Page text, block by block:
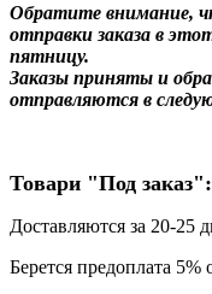
Обратите внимание,
отправки заказа в
пятницу.
Заказы приняты и
отправляются в
Товари "Под заказ":
Доставляются за 20-25
Берется предоплата 5%